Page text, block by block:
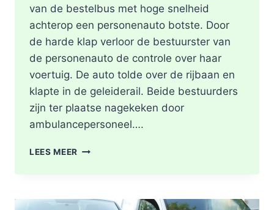
van de bestelbus met hoge snelheid
achterop een personenauto botste. Door
de harde klap verloor de bestuurster van
de personenauto de controle over haar
voertuig. De auto tolde over de rijbaan en
klapte in de geleiderail. Beide bestuurders
zijn ter plaatse nagekeken door
ambulancepersoneel….
LEES MEER HOOFDRIJBAAN
AFGESLOTEN